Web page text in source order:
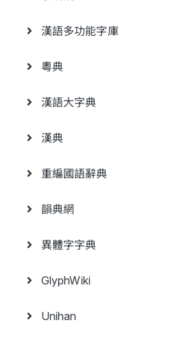
漢語多功能字庫
粵典
漢語大字典
漢典
重編國語辭典
韻典網
異體字字典
GlyphWiki
Unihan